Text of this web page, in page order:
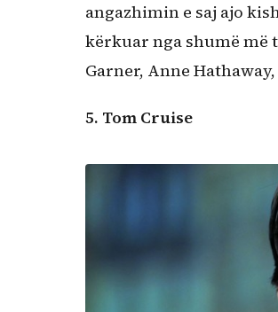
angazhimin e saj ajo
kërkuar nga shumë më
Garner, Anne
5. Tom Cruise